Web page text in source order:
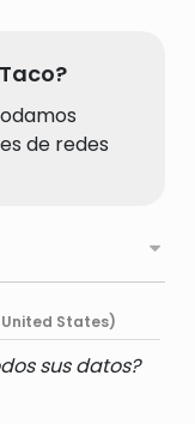
de redes
States)
sus datos?